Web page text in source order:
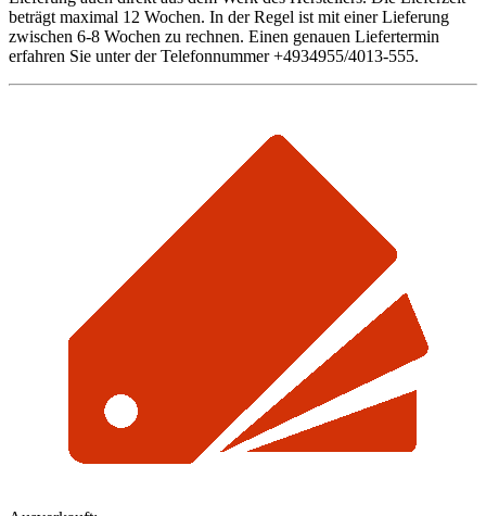
beträgt maximal 12 Wochen. In der Regel ist mit einer Lieferung
zwischen 6-8 Wochen zu rechnen. Einen genauen Liefertermin
erfahren Sie unter der Telefonnummer +4934955/4013-555.